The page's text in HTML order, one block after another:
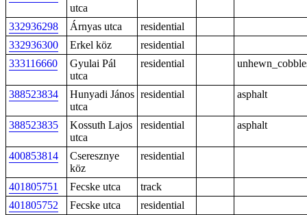
utca
332936298 Árnyas utca
residential
332936300
Erkel köz
residential
333116660
Gyulai Pál
utca
residential
388523834
Hunyadi János
utca
residential asphalt
388523835
Kossuth Lajos
utca
residential asphalt
400853814
Cseresznye
köz
residential
401805751 Fecske utca
track
401805752
Fecske utca
residential